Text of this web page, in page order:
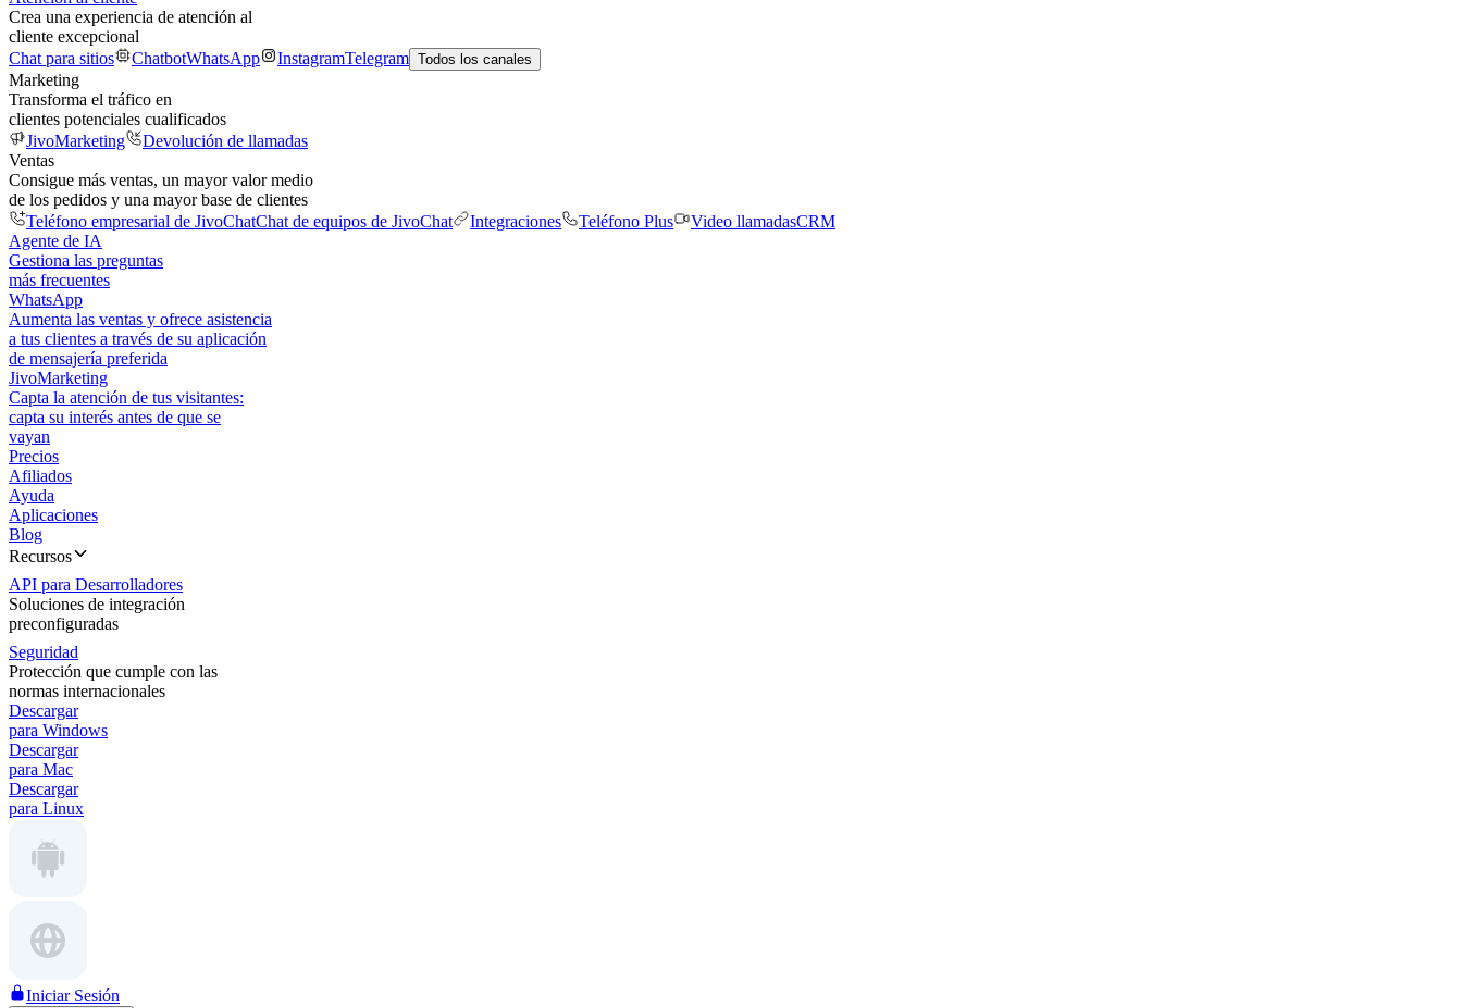
Crea una experiencia de atención al
cliente excepcional
Chat para sitios
ChatbotWhatsApp InstagramTelegram Todos los canales
Marketing
Transforma el tráfico en
clientes potenciales cualificados
JivoMarketing
Devolución de llamadas
Ventas
Consigue más ventas, un mayor valor medio
de los pedidos y una mayor base de clientes
Teléfono empresarial de JivoChatChat de equipos de JivoChat Integraciones Teléfono Plus Video llamadasCRM
Agente de IA
Gestiona las preguntas
más frecuentes
WhatsApp
Aumenta las ventas y ofrece asistencia
a tus clientes a través de su aplicación
de mensajería preferida
JivoMarketing
Capta la atención de tus visitantes:
capta su interés antes de que se
vayan
Precios
Afiliados
Ayuda
Aplicaciones
Blog
Recursos
API para Desarrolladores
Soluciones de integración
preconfiguradas
Seguridad
Protección que cumple con las
normas internacionales
Descargar
para Windows
Descargar
para Mac
Descargar
para Linux
Iniciar Sesión